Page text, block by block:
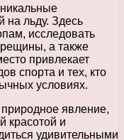
на льду. Здесь
исследовать
а также
привлекает
спорта и тех, кто
условиях.
явление,
красотой и
удивительными